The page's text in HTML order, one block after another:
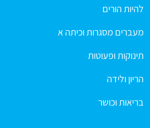
להיות הורים
מעברים מסגרות וכיתה א
תינוקות ופעוטות
הריון ולידה
בריאות וכושר